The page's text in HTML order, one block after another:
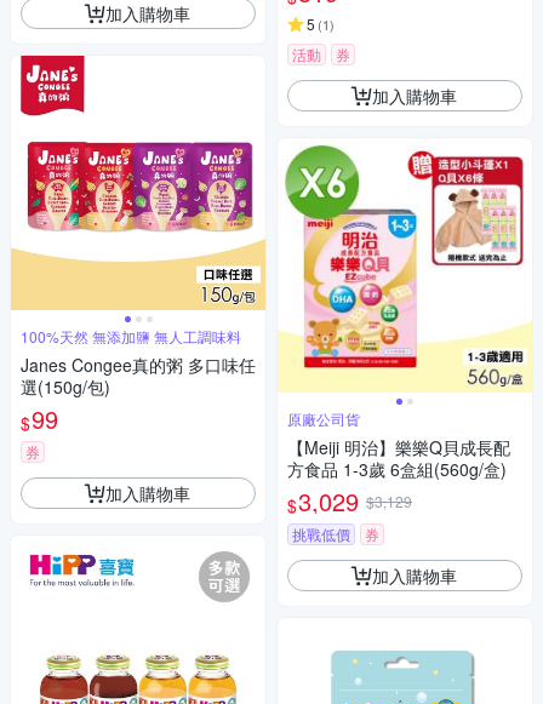
加入購物車
100%天然 無添加鹽 無人工調味料
Janes Congee真的粥 多口味任
選(150g/包)
$99
券
加入購物車
5 (1)
活動 券
加入購物車
原廠公司貨
【Meiji 明治】樂樂Q貝成長配
方食品 1-3歲 6盒組(560g/盒)
$3,029 $3,129
挑戰低價
券
加入購物車